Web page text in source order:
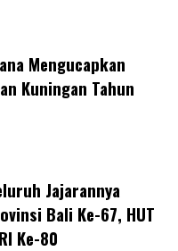
Mengucapkan
Kuningan Tahun
Jajarannya
Bali Ke-67, HUT
Ke-80